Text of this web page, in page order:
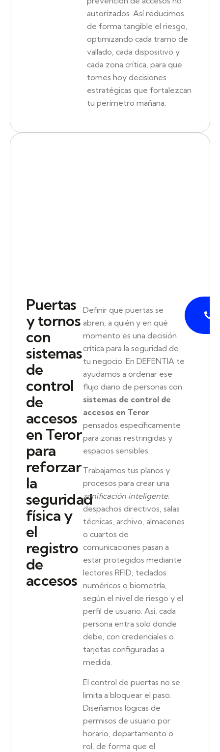
autorizados. Así reducimos
de forma tangible el riesgo,
optimizando cada tramo de
vallado, cada dispositivo y
cada zona crítica, para que
tomes hoy decisiones
estratégicas que fortalezcan
tu perímetro mañana.
Puertas
y tornos
con
sistemas
de
control
de
accesos
en Teror
para
reforzar
la
seguridad
física y
el
registro
de
accesos
Definir qué puertas se
abren, a quién y en qué
momento es una decisión
crítica para la seguridad de
tu negocio. En DEFENTIA te
ayudamos a ordenar ese
flujo diario de personas con
sistemas de control de
accesos en Teror
pensados específicamente
para zonas restringidas y
espacios sensibles.
Trabajamos tus planos y
procesos para crear una
zonificación inteligente:
despachos directivos, salas
técnicas, archivo, almacenes
o cuartos de
comunicaciones pasan a
estar protegidos mediante
lectores RFID, teclados
numéricos o biometría,
según el nivel de riesgo y el
perfil de usuario. Así, cada
persona entra solo donde
debe, con credenciales o
tarjetas configuradas a
medida.
El control de puertas no se
limita a bloquear el paso.
Diseñamos lógicas de
permisos de usuario por
horario, departamento o
rol, de forma que el